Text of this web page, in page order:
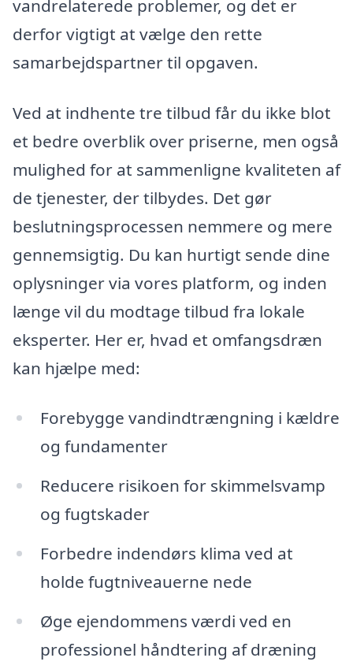
vandrelaterede problemer, og det er
derfor vigtigt at vælge den rette
samarbejdspartner til opgaven.
Ved at indhente tre tilbud får du ikke blot
et bedre overblik over priserne, men også
mulighed for at sammenligne kvaliteten af
de tjenester, der tilbydes. Det gør
beslutningsprocessen nemmere og mere
gennemsigtig. Du kan hurtigt sende dine
oplysninger via vores platform, og inden
længe vil du modtage tilbud fra lokale
eksperter. Her er, hvad et omfangsdræn
kan hjælpe med:
Forebygge vandindtrængning i kældre
og fundamenter
Reducere risikoen for skimmelsvamp
og fugtskader
Forbedre indendørs klima ved at
holde fugtniveauerne nede
Øge ejendommens værdi ved en
professionel håndtering af dræning